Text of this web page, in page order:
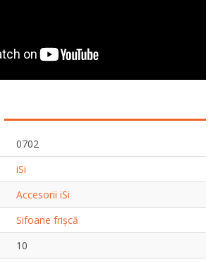
0702
iSi
Accesorii iSi
Sifoane frișcă
10